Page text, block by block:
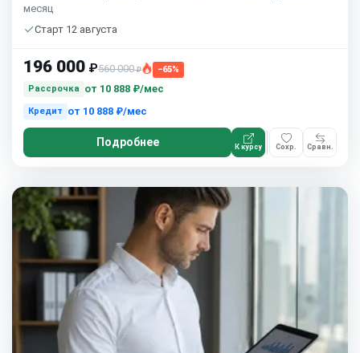
месяц
Старт 12 августа
196 000 ₽560 000₽
−65%
Рассрочка
от 10 888 ₽/мес
Кредит от 10 888 ₽/мес
Подробнее К курсу Сохр. Сравн.